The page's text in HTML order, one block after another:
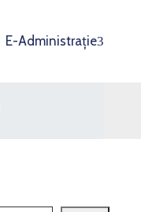
E-Administrație